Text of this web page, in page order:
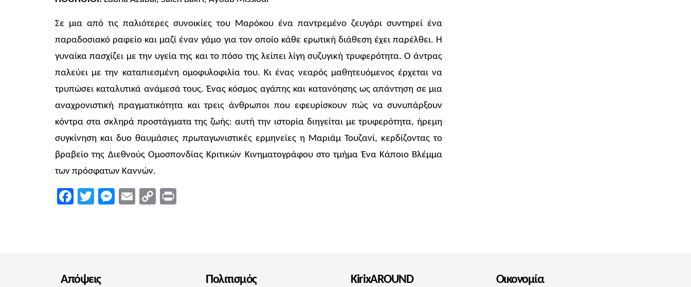
Σε μια από τις παλιότερες συνοικίες του Μαρόκου ένα παντρεμένο ζευγάρι συντηρεί ένα
παραδοσιακό ραφείο και μαζί έναν γάμο για τον οποίο κάθε ερωτική διάθεση έχει παρέλθει. Η
γυναίκα πασχίζει με την υγεία της και το πόσο της λείπει λίγη συζυγική τρυφερότητα. Ο άντρας
παλεύει με την καταπιεσμένη ομοφυλοφιλία του. Κι ένας νεαρός μαθητευόμενος έρχεται να
τρυπώσει καταλυτικά ανάμεσά τους. Ένας κόσμος αγάπης και κατανόησης ως απάντηση σε μια
αναχρονιστική πραγματικότητα και τρεις άνθρωποι που εφευρίσκουν πώς να συνυπάρξουν
κόντρα στα σκληρά προστάγματα της ζωής: αυτή την ιστορία διηγείται με τρυφερότητα, ήρεμη
συγκίνηση και δυο θαυμάσιες πρωταγωνιστικές ερμηνείες η Μαριάμ Τουζανί, κερδίζοντας το
βραβείο της Διεθνούς Ομοσπονδίας Κριτικών Κινηματογράφου στο τμήμα Ένα Κάποιο Βλέμμα
των πρόσφατων Καννών.
Facebook
TwitterMessenger
EmailCopy
Απόψεις Πολιτισμός KirixAROUND Οικονομία